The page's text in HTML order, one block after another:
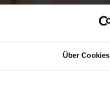
Über Cookies